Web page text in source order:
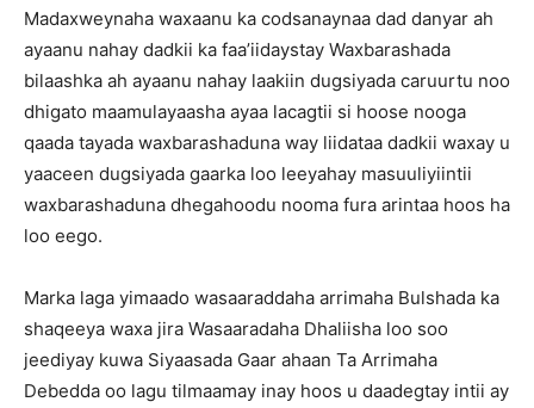
Madaxweynaha waxaanu ka codsanaynaa dad danyar ah
ayaanu nahay dadkii ka faa’iidaystay Waxbarashada
bilaashka ah ayaanu nahay laakiin dugsiyada caruurtu noo
dhigato maamulayaasha ayaa lacagtii si hoose nooga
qaada tayada waxbarashaduna way liidataa dadkii waxay u
yaaceen dugsiyada gaarka loo leeyahay masuuliyiintii
waxbarashaduna dhegahoodu nooma fura arintaa hoos ha
loo eego.
Marka laga yimaado wasaaraddaha arrimaha Bulshada ka
shaqeeya waxa jira Wasaaradaha Dhaliisha loo soo
jeediyay kuwa Siyaasada Gaar ahaan Ta Arrimaha
Debedda oo lagu tilmaamay inay hoos u daadegtay intii ay